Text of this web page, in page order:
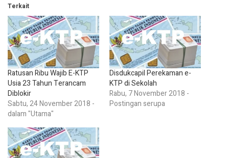
Terkait
Ratusan Ribu Wajib E-KTP
Usia 23 Tahun Terancam
Diblokir
Sabtu, 24 November 2018 -
dalam "Utama"
Disdukcapil Perekaman e-
KTP di Sekolah
Rabu, 7 November 2018 -
Postingan serupa